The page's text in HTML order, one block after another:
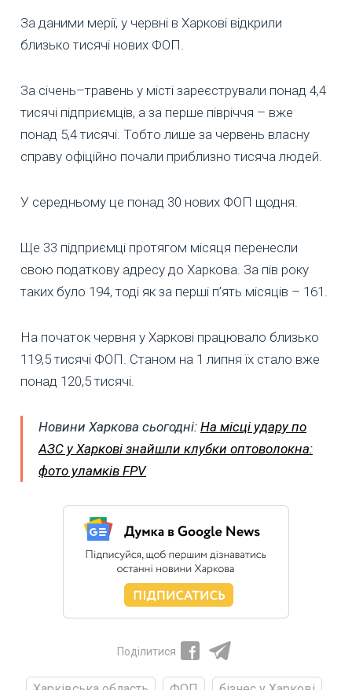
За даними мерії, у червні в Харкові відкрили
близько тисячі нових ФОП.
За січень–травень у місті зареєстрували понад 4,4
тисячі підприємців, а за перше півріччя – вже
понад 5,4 тисячі. Тобто лише за червень власну
справу офіційно почали приблизно тисяча людей.
У середньому це понад 30 нових ФОП щодня.
Ще 33 підприємці протягом місяця перенесли
свою податкову адресу до Харкова. За пів року
таких було 194, тоді як за перші п’ять місяців – 161.
На початок червня у Харкові працювало близько
119,5 тисячі ФОП. Станом на 1 липня їх стало вже
понад 120,5 тисячі.
Новини Харкова сьогодні: На місці удару по
АЗС у Харкові знайшли клубки оптоволокна:
фото уламків FPV
Поділитися